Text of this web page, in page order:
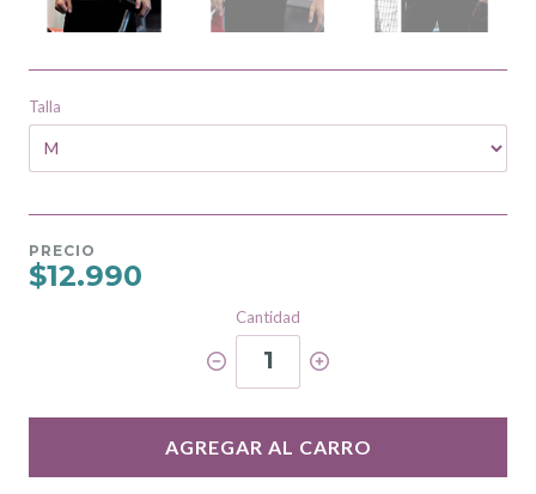
Talla
PRECIO
$12.990
Cantidad
1
AGREGAR AL CARRO